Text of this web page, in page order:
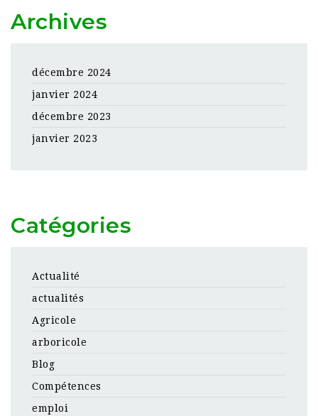
Archives
décembre 2024
janvier 2024
décembre 2023
janvier 2023
Catégories
Actualité
actualités
Agricole
arboricole
Blog
Compétences
emploi